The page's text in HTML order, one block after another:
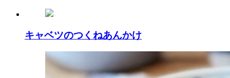
キャベツのつくねあんかけ